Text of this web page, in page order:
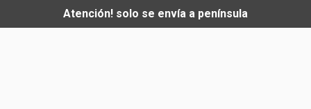
Atención! solo se envía a península